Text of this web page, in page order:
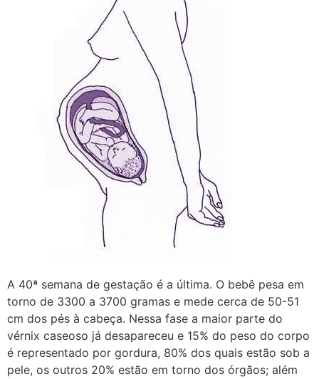
A 40ª semana de gestação é a última. O bebê pesa em
torno de 3300 a 3700 gramas e mede cerca de 50-51
cm dos pés à cabeça. Nessa fase a maior parte do
vérnix caseoso já desapareceu e 15% do peso do corpo
é representado por gordura, 80% dos quais estão sob a
pele, os outros 20% estão em torno dos órgãos; além